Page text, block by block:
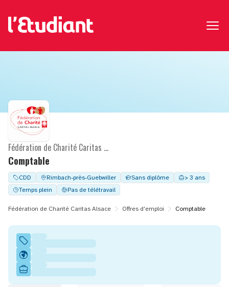
Comptable
Fédération de Charité Caritas Alsace
CDD Rimbach-près-Guebwiller Sans diplôme
> 3 ans
Temps plein
Pas de télétravail
Fédération de Charité Caritas Alsace Offres d'emploi Comptable